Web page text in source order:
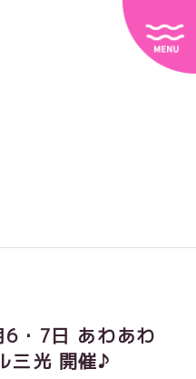
・7日 あわあわ
三光 開催♪